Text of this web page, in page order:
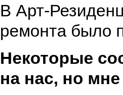
В Арт-
ремонта было
Некоторые
на нас, но